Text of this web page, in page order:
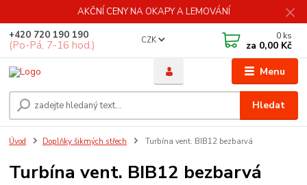
AKČNÍ CENY NA OKAPY A LEMOVÁNÍ
Menu
CZK
Hledat
+420 720 190 190
(Po-Pá, 7-16 hod.)
0 ks
za 0,00 Kč
Úvod Doplňky šikmých střech Turbína vent. BIB12 bezbarvá
Turbína vent. BIB12 bezbarvá